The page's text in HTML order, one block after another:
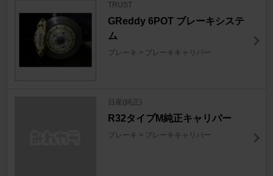
TRUST
GReddy 6POT ブレーキシステ
ム
ブレーキ > ブレーキキャリパー
日産(純正)
R32タイプM純正キャリパー
ブレーキ > ブレーキキャリパー